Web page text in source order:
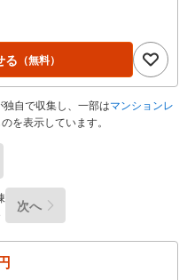
る （無料）
自で収集し、一部はマンションレ
を表示しています。
次へ